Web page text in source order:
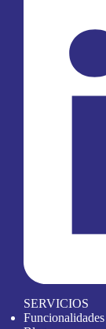
SERVICIOS
Funcionalidades